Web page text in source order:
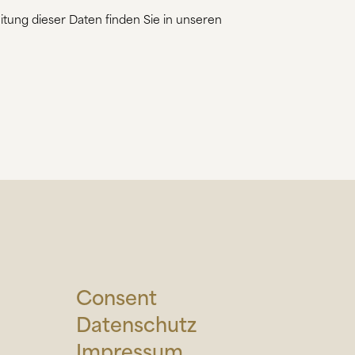
dieser Daten finden Sie in unseren
Consent
Datenschutz